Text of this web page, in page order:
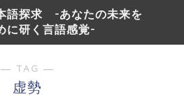
語探求 -あなたの未来を
に研く言語感覚-
― TAG ―
虚勢